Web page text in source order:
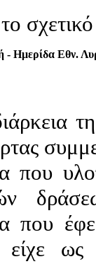
- Ημερίδα Εθν.
που
που
είχε